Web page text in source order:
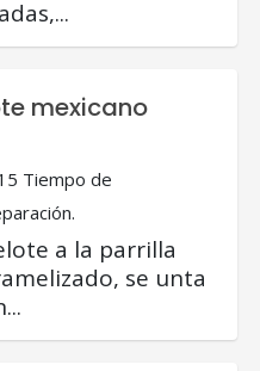
mexicano
Tiempo de
a la parrilla
se unta